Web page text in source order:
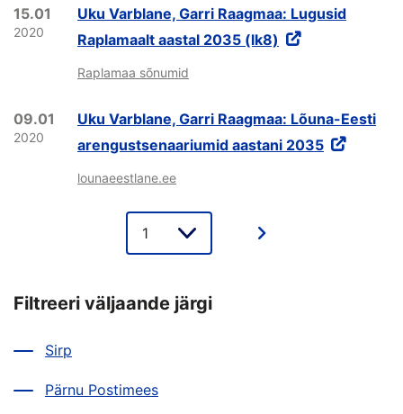
15.01
2020
Uku Varblane, Garri Raagmaa: Lugusid
Raplamaalt aastal 2035 (lk8)
Raplamaa sõnumid
09.01
2020
Uku Varblane, Garri Raagmaa: Lõuna-Eesti
arengustsenaariumid aastani 2035
lounaeestlane.ee
valik
Filtreeri väljaande järgi
Sirp
Pärnu Postimees